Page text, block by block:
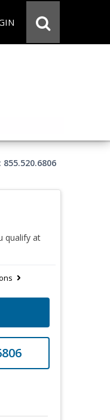
855.520.6806
qualify at